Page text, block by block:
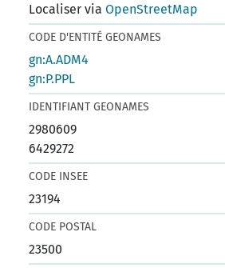
Localiser viaOpenStreetMap
CODE D'ENTITÉ GEONAMES
gn:A.ADM4
gn:P.PPL
IDENTIFIANT GEONAMES
2980609
6429272
CODE INSEE
23194
CODE POSTAL
23500